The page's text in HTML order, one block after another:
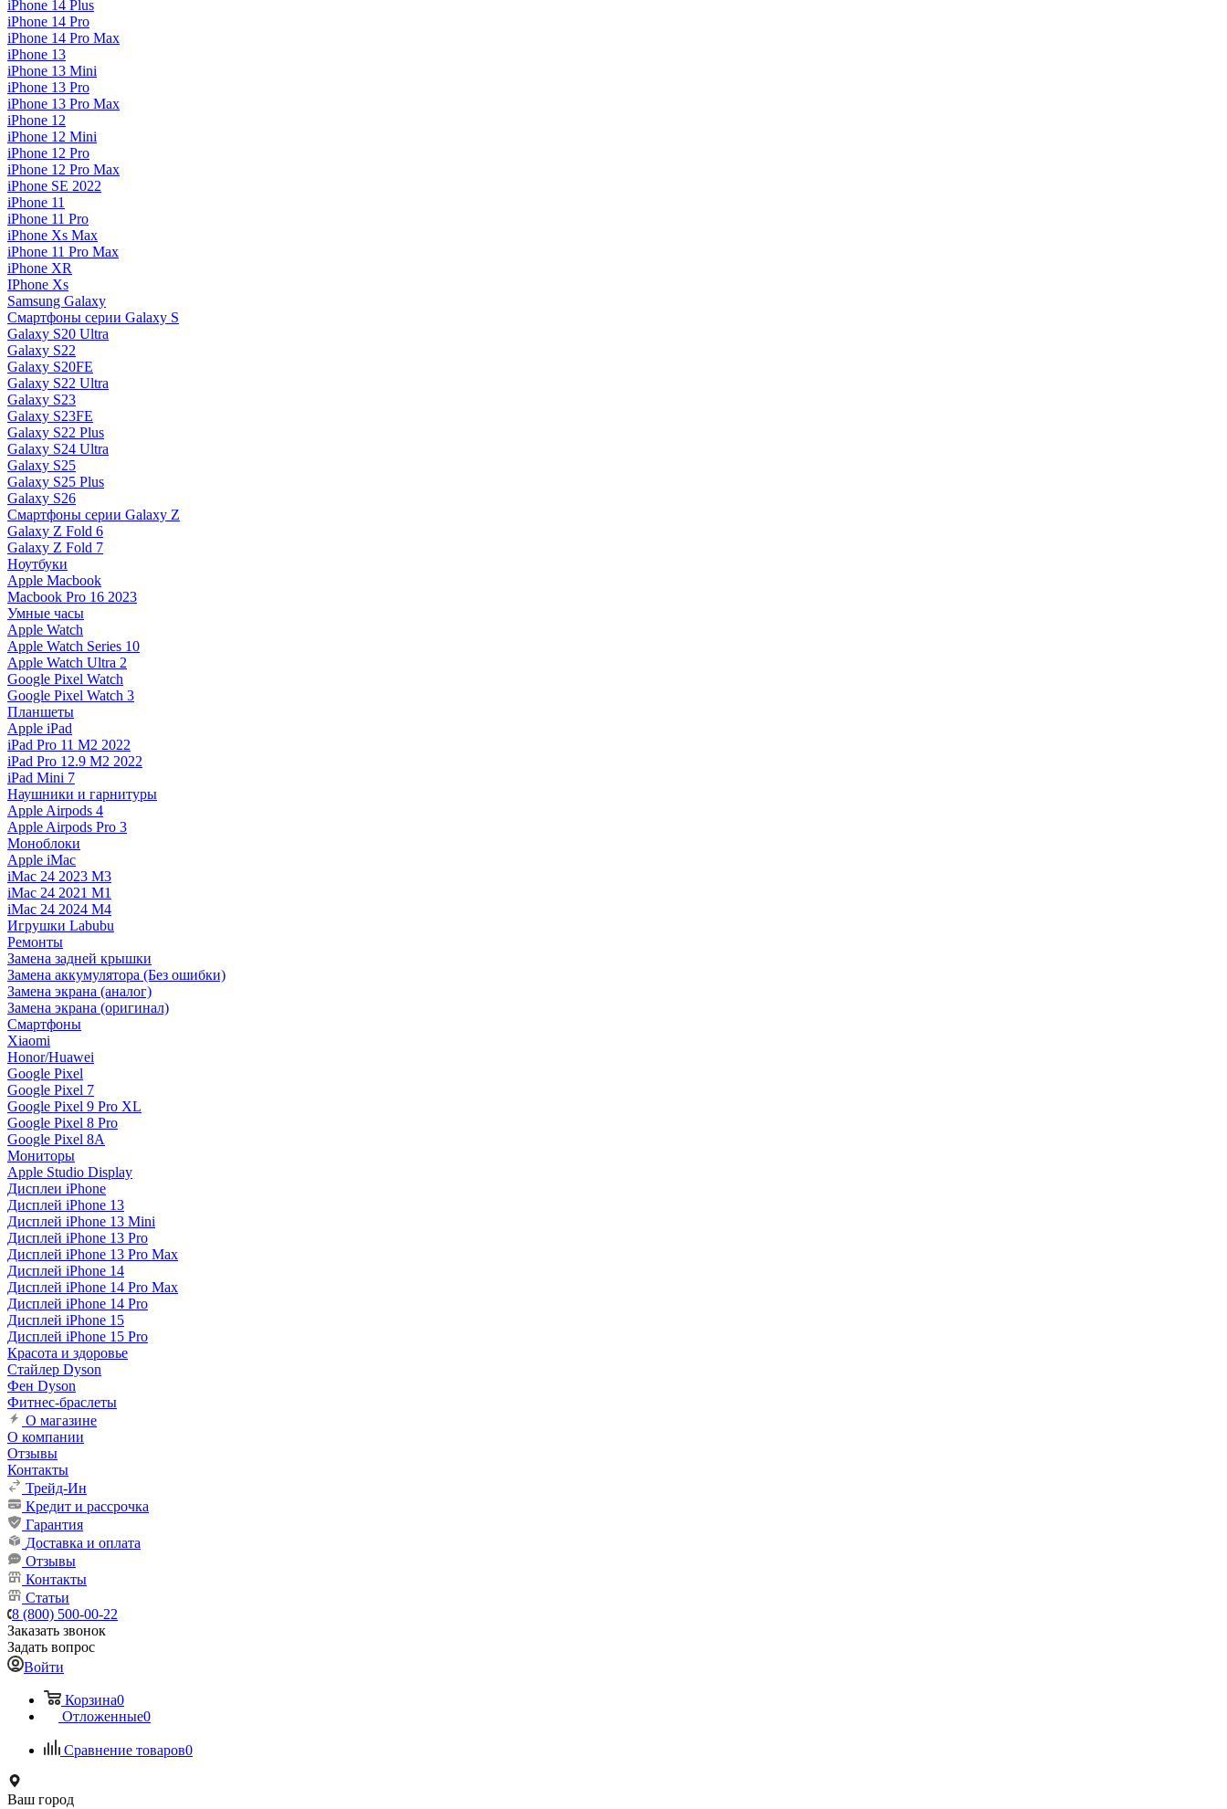
iPhone 14 Plus
iPhone 14 Pro
iPhone 14 Pro Max
iPhone 13
iPhone 13 Mini
iPhone 13 Pro
iPhone 13 Pro Max
iPhone 12
iPhone 12 Mini
iPhone 12 Pro
iPhone 12 Pro Max
iPhone SE 2022
iPhone 11
iPhone 11 Pro
iPhone Xs Max
iPhone 11 Pro Max
iPhone XR
IPhone Xs
Samsung Galaxy
Смартфоны серии Galaxy S
Galaxy S20 Ultra
Galaxy S22
Galaxy S20FE
Galaxy S22 Ultra
Galaxy S23
Galaxy S23FE
Galaxy S22 Plus
Galaxy S24 Ultra
Galaxy S25
Galaxy S25 Plus
Galaxy S26
Смартфоны серии Galaxy Z
Galaxy Z Fold 6
Galaxy Z Fold 7
Ноутбуки
Apple Macbook
Macbook Pro 16 2023
Умные часы
Apple Watch
Apple Watch Series 10
Apple Watch Ultra 2
Google Pixel Watch
Google Pixel Watch 3
Планшеты
Apple iPad
iPad Pro 11 M2 2022
iPad Pro 12.9 M2 2022
iPad Mini 7
Наушники и гарнитуры
Apple Airpods 4
Apple Airpods Pro 3
Моноблоки
Apple iMac
iMac 24 2023 M3
iMac 24 2021 M1
iMac 24 2024 M4
Игрушки Labubu
Ремонты
Замена задней крышки
Замена аккумулятора (Без ошибки)
Замена экрана (аналог)
Замена экрана (оригинал)
Смартфоны
Xiaomi
Honor/Huawei
Google Pixel
Google Pixel 7
Google Pixel 9 Pro XL
Google Pixel 8 Pro
Google Pixel 8A
Мониторы
Apple Studio Display
Дисплеи iPhone
Дисплей iPhone 13
Дисплей iPhone 13 Mini
Дисплей iPhone 13 Pro
Дисплей iPhone 13 Pro Max
Дисплей iPhone 14
Дисплей iPhone 14 Pro Max
Дисплей iPhone 14 Pro
Дисплей iPhone 15
Дисплей iPhone 15 Pro
Красота и здоровье
Стайлер Dyson
Фен Dyson
Фитнес-браслеты
О магазине
О компании
Отзывы
Контакты
Трейд-Ин
Кредит и рассрочка
Гарантия
Доставка и оплата
Отзывы
Контакты
Статьи
8 (800) 500-00-22
Заказать звонок
Задать вопрос
Войти
Корзина0
Отложенные0
Сравнение товаров0
Ваш город